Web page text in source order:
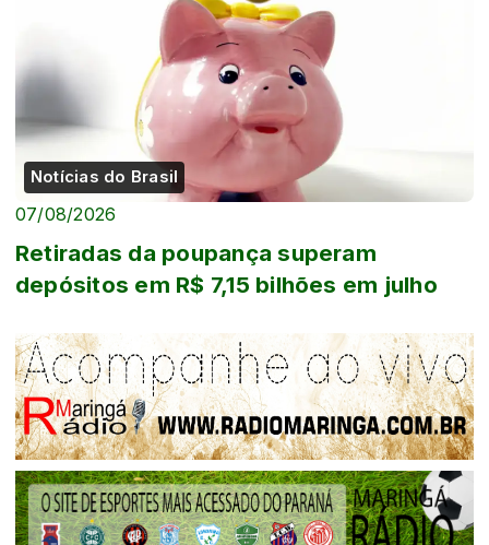
Notícias do Brasil
07/08/2026
Retiradas da poupança superam
depósitos em R$ 7,15 bilhões em julho